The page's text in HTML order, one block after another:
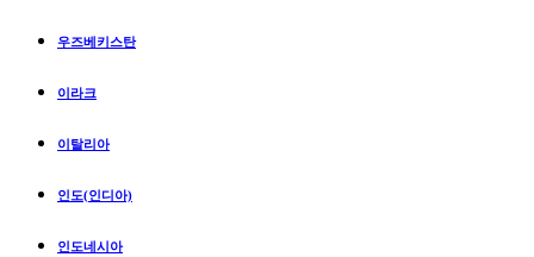
우즈베키스탄
이라크
이탈리아
인도(인디아)
인도네시아